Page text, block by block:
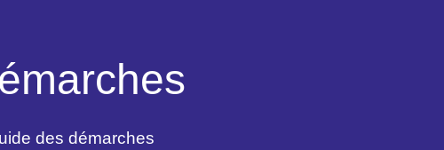
des démarches